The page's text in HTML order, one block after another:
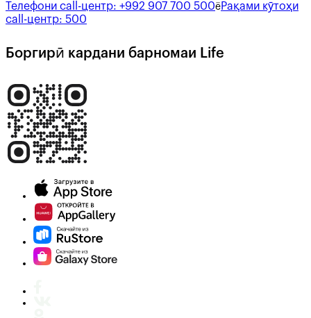
Телефони call-центр: +992 907 700 500ёРақами кӯтоҳи
call-центр: 500
Боргирӣ кардани барномаи Life